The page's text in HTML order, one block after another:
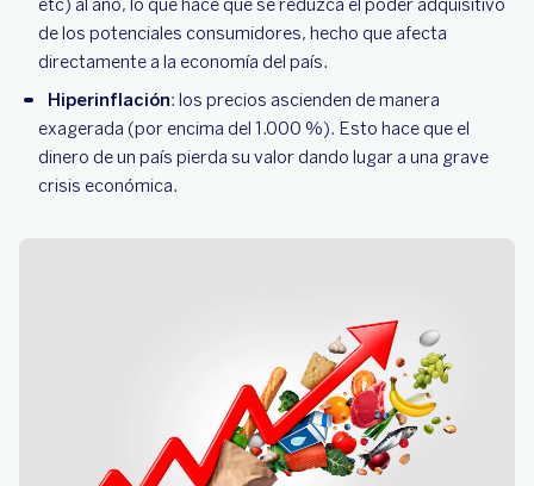
etc) al año, lo que hace que se reduzca el poder adquisitivo
de los potenciales consumidores, hecho que afecta
directamente a la economía del país.
Hiperinflación: los precios ascienden de manera
exagerada (por encima del 1.000 %). Esto hace que el
dinero de un país pierda su valor dando lugar a una grave
crisis económica.